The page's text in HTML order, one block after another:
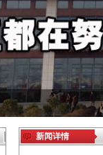
新闻详情